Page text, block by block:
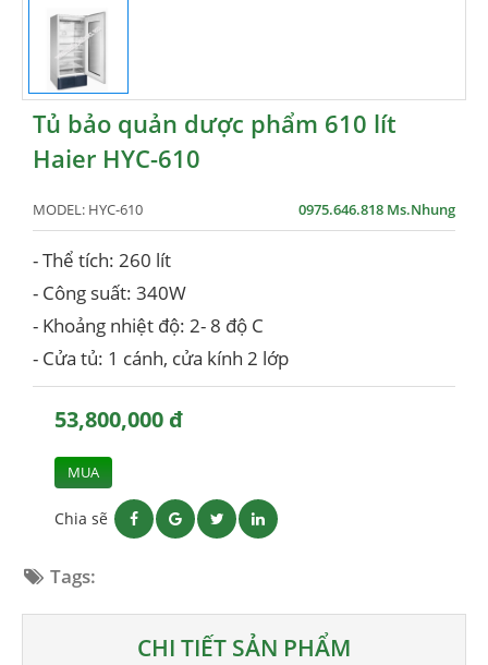
Tủ bảo quản dược phẩm 610 lít
Haier HYC-610
MODEL: HYC-610 0975.646.818 Ms.Nhung
- Thể tích: 260 lít
- Công suất: 340W
- Khoảng nhiệt độ: 2- 8 độ C
- Cửa tủ: 1 cánh, cửa kính 2 lớp
53,800,000 đ
MUA
Chia sẽ
Tags:
CHI TIẾT SẢN PHẨM